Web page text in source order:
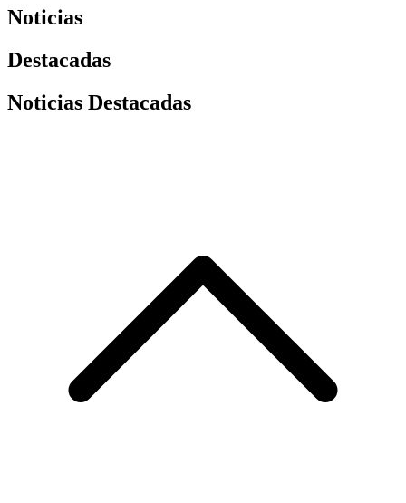
Noticias
Destacadas
Noticias Destacadas